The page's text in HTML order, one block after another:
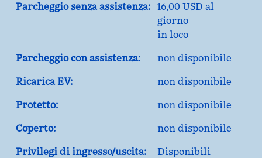
Parcheggio senza assistenza:
16,00 USD al
giorno
in loco
Parcheggio con assistenza:
non disponibile
Ricarica EV:
non disponibile
Protetto:
non disponibile
Coperto:
non disponibile
Privilegi di ingresso/uscita:
Disponibili